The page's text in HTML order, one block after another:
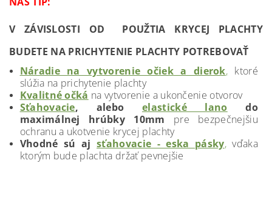
V ZÁVISLOSTI OD POUŽTIA KRYCEJ PLACHTY
BUDETE NA PRICHYTENIE PLACHTY POTREBOVAŤ
Náradie na vytvorenie očiek a dierok, ktoré
slúžia na prichytenie plachty
Kvalitné očká na vytvorenie a ukončenie otvorov
Sťahovacie, alebo elastické lano do
maximálnej hrúbky 10mm pre bezpečnejšiu
ochranu a ukotvenie krycej plachty
Vhodné sú ajsťahovacie - eska pásky,vďaka
ktorým bude plachta držať pevnejšie